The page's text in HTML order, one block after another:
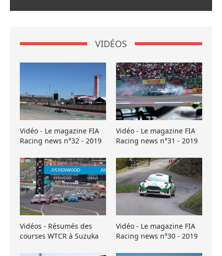
VIDÉOS
Vidéo - Le magazine FIA
Racing news n°32 - 2019
Vidéo - Le magazine FIA
Racing news n°31 - 2019
Vidéos - Résumés des
courses WTCR à Suzuka
Vidéo - Le magazine FIA
Racing news n°30 - 2019